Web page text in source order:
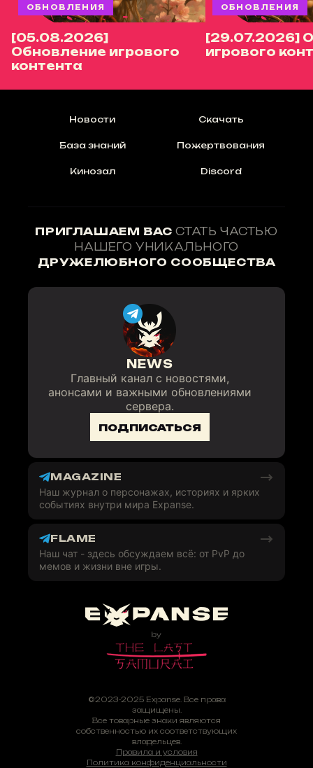
ОБНОВЛЕНИЯ
[05.08.2026]
Обновление игрового
контента
ОБНОВЛЕНИЯ
[29.07.2026]
игрового
Новости Скачать
База знаний Пожертвования
Кинозал Discord
ПРИГЛАШАЕМ ВАССТАТЬ ЧАСТЬЮ
НАШЕГО УНИКАЛЬНОГО
ДРУЖЕЛЮБНОГО СООБЩЕСТВА
NEWS
Главный канал с новостями,
анонсами и важными обновлениями
сервера.
ПОДПИСАТЬСЯ
MAGAZINE
Наш журнал о персонажах, историях и ярких
событиях внутри мира Expanse.
FLAME
Наш чат - здесь обсуждаем всё: от PvP до
мемов и жизни вне игры.
©2023-2025 Expanse. Все права
защищены.
Все товарные знаки являются
собственностью их соответствующих
владельцев.
Правила и условия
Политика конфиденциальности